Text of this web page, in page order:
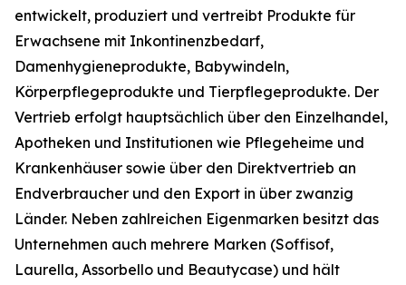
entwickelt, produziert und vertreibt Produkte für
Erwachsene mit Inkontinenzbedarf,
Damenhygieneprodukte, Babywindeln,
Körperpflegeprodukte und Tierpflegeprodukte. Der
Vertrieb erfolgt hauptsächlich über den Einzelhandel,
Apotheken und Institutionen wie Pflegeheime und
Krankenhäuser sowie über den Direktvertrieb an
Endverbraucher und den Export in über zwanzig
Länder. Neben zahlreichen Eigenmarken besitzt das
Unternehmen auch mehrere Marken (Soffisof,
Laurella, Assorbello und Beautycase) und hält